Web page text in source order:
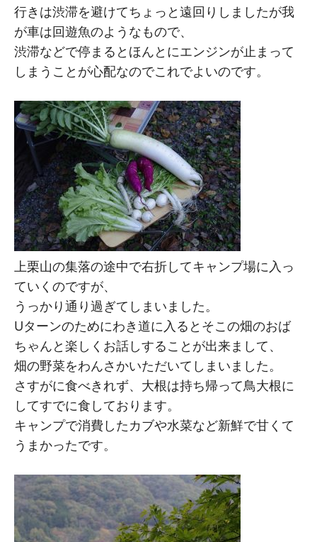
行きは渋滞を避けてちょっと遠回りしましたが我
が車は回遊魚のようなもので、
渋滞などで停まるとほんとにエンジンが止まって
しまうことが心配なのでこれでよいのです。
上栗山の集落の途中で右折してキャンプ場に入っ
ていくのですが、
うっかり通り過ぎてしまいました。
Uターンのためにわき道に入るとそこの畑のおば
ちゃんと楽しくお話しすることが出来まして、
畑の野菜をわんさかいただいてしまいました。
さすがに食べきれず、大根は持ち帰って鳥大根に
してすでに食しております。
キャンプで消費したカブや水菜など新鮮で甘くて
うまかったです。